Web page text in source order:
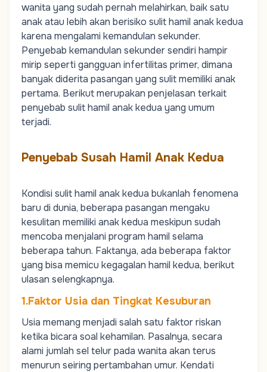
wanita yang sudah pernah melahirkan, baik satu
anak atau lebih akan berisiko sulit hamil anak kedua
karena mengalami kemandulan sekunder.
Penyebab kemandulan sekunder sendiri hampir
mirip seperti gangguan infertilitas primer, dimana
banyak diderita pasangan yang sulit memiliki anak
pertama. Berikut merupakan penjelasan terkait
penyebab sulit hamil anak kedua yang umum
terjadi.
Penyebab Susah Hamil Anak Kedua
Kondisi sulit hamil anak kedua bukanlah fenomena
baru di dunia, beberapa pasangan mengaku
kesulitan memiliki anak kedua meskipun sudah
mencoba menjalani program hamil selama
beberapa tahun. Faktanya, ada beberapa faktor
yang bisa memicu kegagalan hamil kedua, berikut
ulasan selengkapnya.
1.Faktor Usia dan Tingkat Kesuburan
Usia memang menjadi salah satu faktor riskan
ketika bicara soal kehamilan. Pasalnya, secara
alami jumlah sel telur pada wanita akan terus
menurun seiring pertambahan umur. Kendati